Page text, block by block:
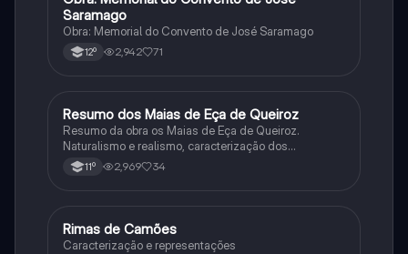
Saramago
Obra: Memorial do Convento de José Saramago
12º 2,942 71
Português
Resumo dos Maias de Eça de Queiroz
Resumo da obra os Maias de Eça de Queiroz.
Naturalismo e realismo, caracterização dos
personagens e contexto histórico.
11º 2,969 34
Português
Rimas de Camões
Caracterização e representações